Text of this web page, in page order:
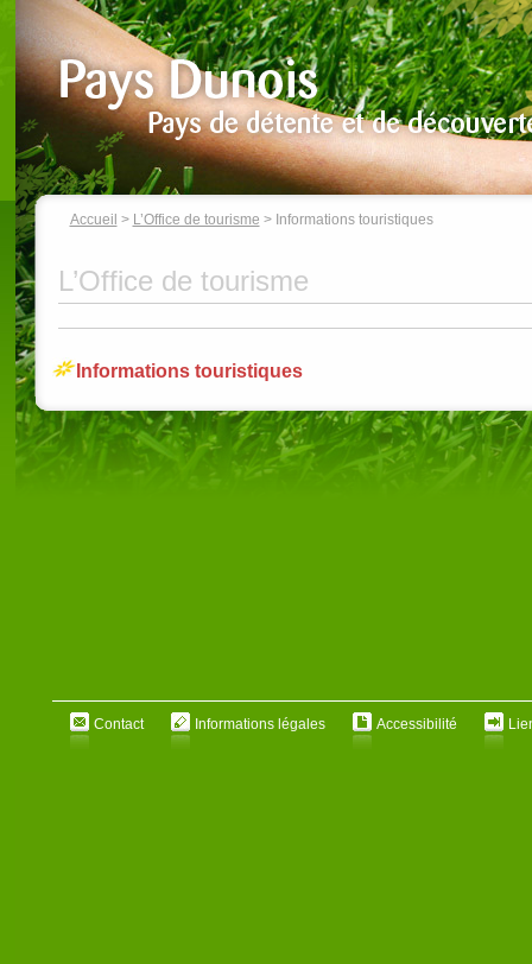
Accueil > L’Office de tourisme > Informations touristiques
L’Office de tourisme
Informations touristiques
Contact Informations légales Accessibilité